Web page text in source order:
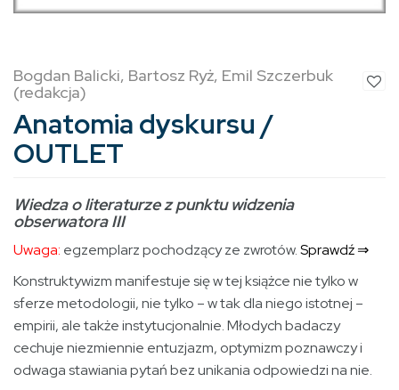
Bogdan Balicki, Bartosz Ryż, Emil Szczerbuk
(redakcja)
Anatomia dyskursu /
OUTLET
Wiedza o literaturze z punktu widzenia
obserwatora III
Uwaga: egzemplarz pochodzący ze zwrotów.Sprawdź ⇒
Konstruktywizm manifestuje się w tej książce nie tylko w
sferze metodologii, nie tylko – w tak dla niego istotnej –
empirii, ale także instytucjonalnie. Młodych badaczy
cechuje niezmiennie entuzjazm, optymizm poznawczy i
odwaga stawiania pytań bez unikania odpowiedzi na nie.